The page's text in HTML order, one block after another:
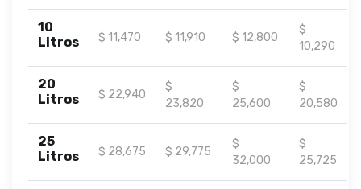
10
Litros
$ 11,470 $ 11,910 $ 12,800
$
10,290
20
Litros
$ 22,940
$
23,820
$
25,600
$
20,580
25
Litros
$ 28,675 $ 29,775
$
32,000
$
25,725